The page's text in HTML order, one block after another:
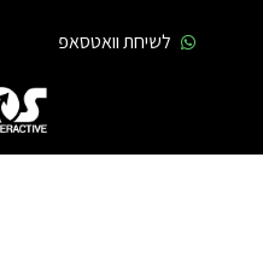
לשיחת וואטסאפ